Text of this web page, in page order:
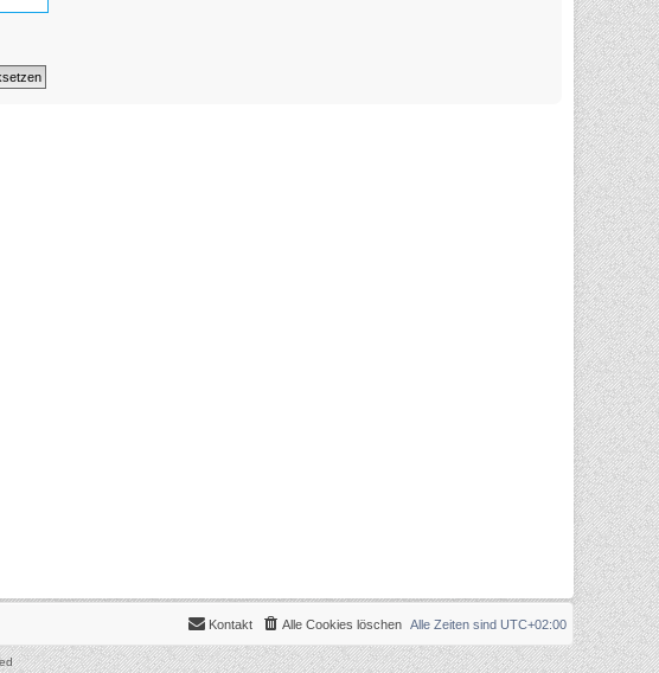
Alle Zeiten sind UTC+02:00
Alle Cookies löschen
Kontakt